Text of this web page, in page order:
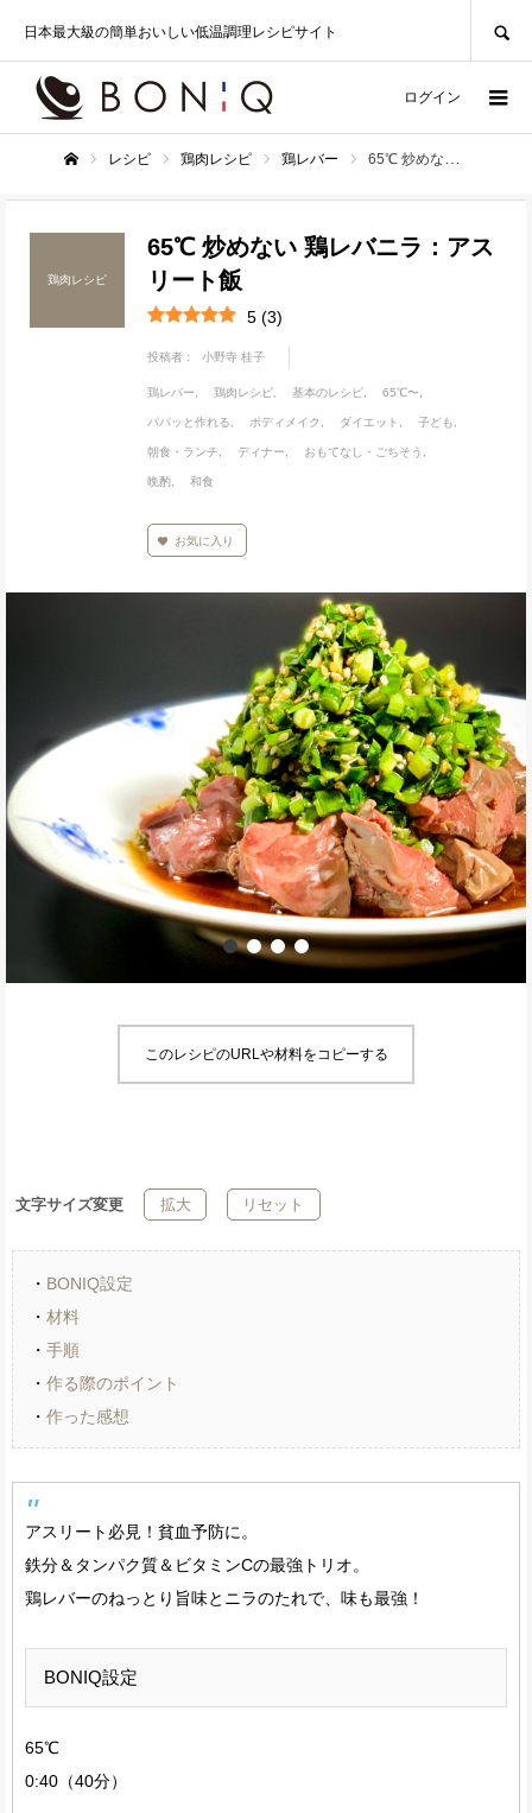
日本最大級の簡単おいしい低温調理レシピサイト
ログイン
レシピ 鶏肉レシピ 鶏レバー 65℃ 炒めない 鶏レバニラ：アスリート飯
鶏肉レシピ
65℃ 炒めない 鶏レバニラ：アス
リート飯
5 (3)
投稿者 : 小野寺 桂子
鶏レバー 鶏肉レシピ 基本のレシピ 65℃〜
パパッと作れる ボディメイク ダイエット 子ども
朝食・ランチ ディナー おもてなし・ごちそう
晩酌 和食
お気に入り
このレシピのURLや材料をコピーする
文字サイズ変更 拡大 リセット
・ BONIQ設定
・ 材料
・ 手順
・ 作る際のポイント
・ 作った感想
アスリート必見！貧血予防に。
鉄分＆タンパク質＆ビタミンCの最強トリオ。
鶏レバーのねっとり旨味とニラのたれで、味も最強！
BONIQ設定
65℃
0:40（40分）